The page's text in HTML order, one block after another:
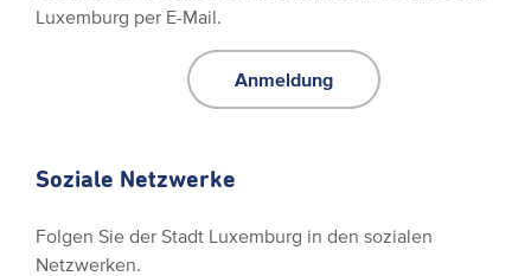
Luxemburg per E-Mail.
Anmeldung
Soziale Netzwerke
Folgen Sie der Stadt Luxemburg in den sozialen
Netzwerken.